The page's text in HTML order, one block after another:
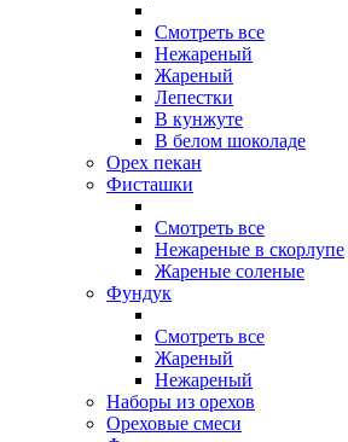
Смотреть все
Нежареный
Жареный
Лепестки
В кунжуте
В белом шоколаде
Орех пекан
Фисташки
Смотреть все
Нежареные в скорлупе
Жареные соленые
Фундук
Смотреть все
Жареный
Нежареный
Наборы из орехов
Ореховые смеси